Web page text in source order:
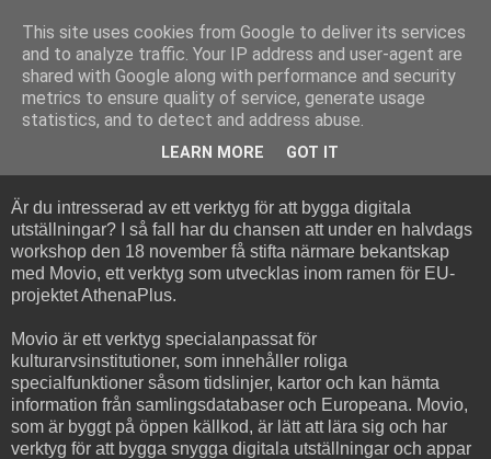
Är du intresserad av ett verktyg för att bygga digitala
utställningar? I så fall har du chansen att under en halvdags
workshop den 18 november få stifta närmare bekantskap
med Movio, ett verktyg som utvecklas inom ramen för EU-
projektet AthenaPlus.
Movio är ett verktyg specialanpassat för
kulturarvsinstitutioner, som innehåller roliga
specialfunktioner såsom tidslinjer, kartor och kan hämta
information från samlingsdatabaser och Europeana. Movio,
som är byggt på öppen källkod, är lätt att lära sig och har
verktyg för att bygga snygga digitala utställningar och appar
This site uses cookies from Google to deliver its services
and to analyze traffic. Your IP address and user-agent are
shared with Google along with performance and security
metrics to ensure quality of service, generate usage
statistics, and to detect and address abuse.
LEARN MORE GOT IT